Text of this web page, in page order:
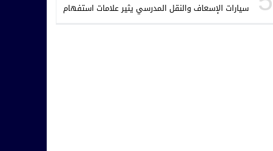
سيارات الإسعاف والنقل المدرسي يثير علامات استفهام